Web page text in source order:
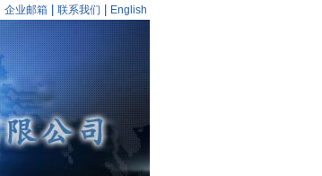
企业邮箱 联系我们 English